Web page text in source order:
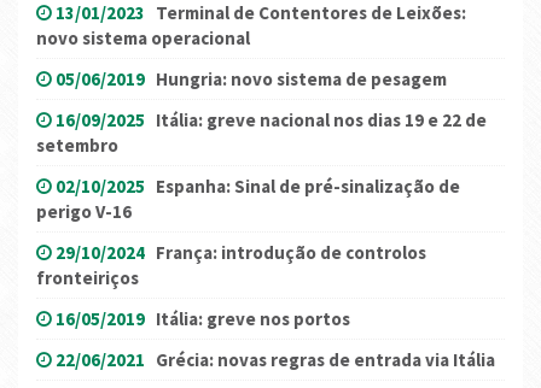
13/01/2023 Terminal de Contentores de Leixões:
novo sistema operacional
05/06/2019 Hungria: novo sistema de pesagem
16/09/2025 Itália: greve nacional nos dias 19 e 22 de
setembro
02/10/2025 Espanha: Sinal de pré-sinalização de
perigo V-16
29/10/2024 França: introdução de controlos
fronteiriços
16/05/2019 Itália: greve nos portos
22/06/2021 Grécia: novas regras de entrada via Itália